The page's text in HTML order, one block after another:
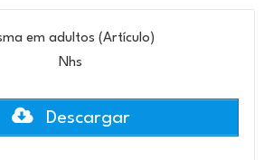
em adultos (Artículo)
Nhs
Descargar